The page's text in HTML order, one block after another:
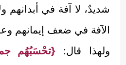
شديدٌ، لا آفة في أبدانهم
الآفة في ضعف إيمانهم
ولهذا قال: {تحْسَبُهُم